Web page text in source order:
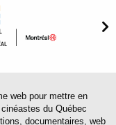
web pour mettre en
du Québec
documentaires, web